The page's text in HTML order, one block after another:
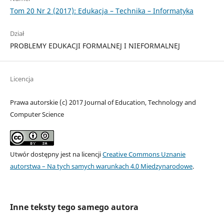
Tom 20 Nr 2 (2017): Edukacja – Technika – Informatyka
Dział
PROBLEMY EDUKACJI FORMALNEJ I NIEFORMALNEJ
Licencja
Prawa autorskie (c) 2017 Journal of Education, Technology and
Computer Science
Utwór dostępny jest na licencjiCreative Commons Uznanie
autorstwa – Na tych samych warunkach 4.0 Miedzynarodowe.
Inne teksty tego samego autora